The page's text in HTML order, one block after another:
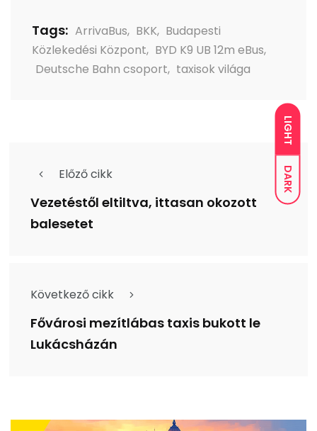
LIGHT
DARK
Tags: ArrivaBus, BKK, Budapesti
Közlekedési Központ, BYD K9 UB 12m eBus,
Deutsche Bahn csoport, taxisok világa
Előző cikk
Vezetéstől eltiltva, ittasan okozott
balesetet
Következő cikk
Fővárosi mezítlábas taxis bukott le
Lukácsházán